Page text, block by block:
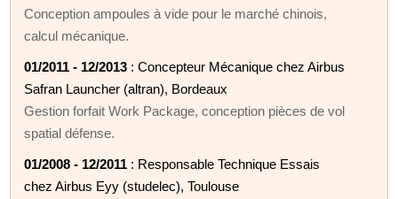
Conception ampoules à vide pour le marché chinois,
calcul mécanique.
01/2011 - 12/2013 : Concepteur Mécanique chez Airbus
Safran Launcher (altran), Bordeaux
Gestion forfait Work Package, conception pièces de vol
spatial défense.
01/2008 - 12/2011 : Responsable Technique Essais
chez Airbus Eyy (studelec), Toulouse